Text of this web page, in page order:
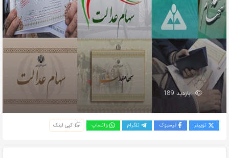
بازدید 189
توییتر فیسبوک تلگرام واتساپ کپی لینک